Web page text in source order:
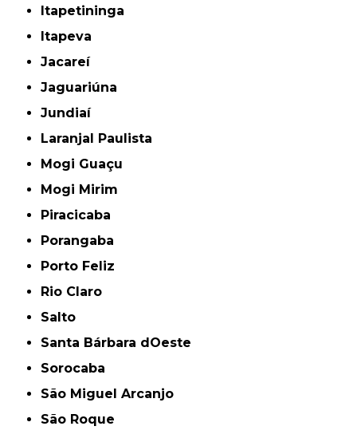
Itapetininga
Itapeva
Jacareí
Jaguariúna
Jundiaí
Laranjal Paulista
Mogi Guaçu
Mogi Mirim
Piracicaba
Porangaba
Porto Feliz
Rio Claro
Salto
Santa Bárbara dOeste
Sorocaba
São Miguel Arcanjo
São Roque